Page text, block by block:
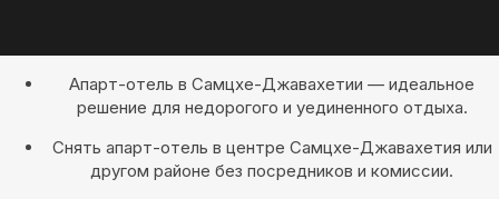
Апарт-отель в Самцхе-Джавахетии — идеальное
решение для недорогого и уединенного отдыха.
Снять апарт-отель в центре Самцхе-Джавахетия или
другом районе без посредников и комиссии.